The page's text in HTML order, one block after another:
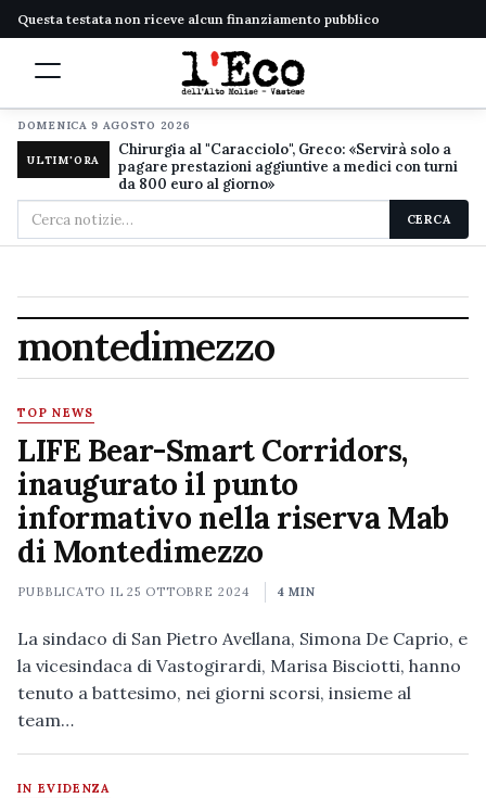
Questa testata non riceve alcun finanziamento pubblico
DOMENICA 9 AGOSTO 2026
ULTIM'ORA
Chirurgia al "Caracciolo", Greco: «Servirà solo a
pagare prestazioni aggiuntive a medici con turni
da 800 euro al giorno»
Cerca
nel
CERCA
montedimezzo
TOP NEWS
LIFE Bear-Smart Corridors,
inaugurato il punto
informativo nella riserva Mab
di Montedimezzo
PUBBLICATO IL25 OTTOBRE 2024 4 MIN
La sindaco di San Pietro Avellana, Simona De Caprio, e
la vicesindaca di Vastogirardi, Marisa Bisciotti, hanno
tenuto a battesimo, nei giorni scorsi, insieme al
team…
IN EVIDENZA